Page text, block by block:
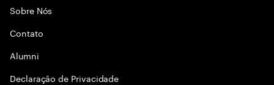
Sobre Nós
Contato
Alumni
Declaraçāo de Privacidade